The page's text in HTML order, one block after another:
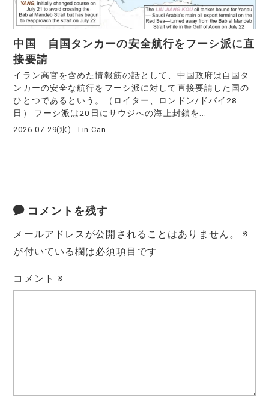
中国 自国タンカーの安全航行をフーシ派に直
接要請
イラン高官を含めた情報筋の話として、中国政府は自国タ
ンカーの安全な航行をフーシ派に対して直接要請した国の
ひとつであるという。（ロイター、ロンドン/ドバイ28
日） フーシ派は20日にサウジへの海上封鎖を...
2026-07-29(水) Tin Can
コメントを残す
メールアドレスが公開されることはありません。
※
が付いている欄は必須項目です
コメント※